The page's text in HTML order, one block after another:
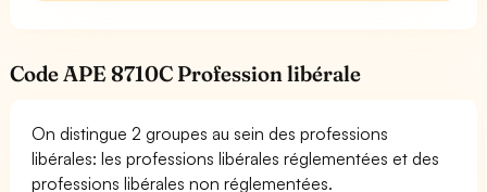
Code APE 8710C Profession libérale
On distingue 2 groupes au sein des professions
libérales: les professions libérales réglementées et des
professions libérales non réglementées.